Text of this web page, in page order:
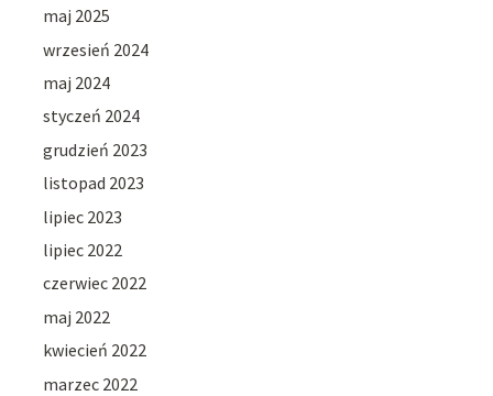
maj 2025
wrzesień 2024
maj 2024
styczeń 2024
grudzień 2023
listopad 2023
lipiec 2023
lipiec 2022
czerwiec 2022
maj 2022
kwiecień 2022
marzec 2022